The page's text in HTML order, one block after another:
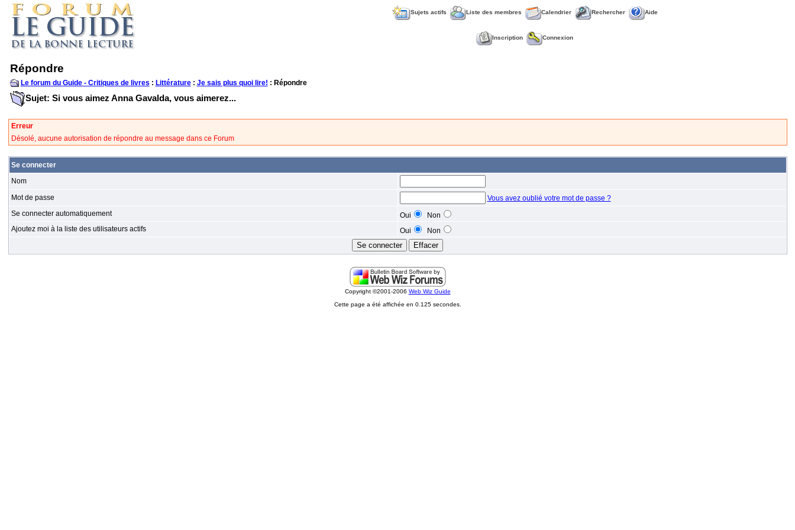
Sujets actifs Liste des membres Calendrier Rechercher Aide
Inscription Connexion
Répondre
Le forum du Guide - Critiques de livres : Littérature: Je sais plus quoi lire! : Répondre
Sujet: Si vous aimez Anna Gavalda, vous aimerez...
Erreur
Désolé, aucune autorisation de répondre au message dans ce Forum
Se connecter
Nom
Mot de passe
Vous avez oublié votre mot de passe ?
Se connecter automatiquement
Oui
Non
Ajoutez moi à la liste des utilisateurs actifs
Oui Non
Copyright ©2001-2006 Web Wiz Guide
Cette page a été affichée en 0.125 secondes.